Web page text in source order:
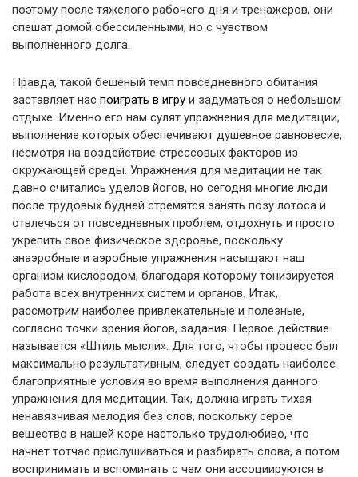
поэтому после тяжелого рабочего дня и тренажеров, они
спешат домой обессиленными, но с чувством
выполненного долга.
Правда, такой бешеный темп повседневного обитания
заставляет нас поиграть в игру и задуматься о небольшом
отдыхе. Именно его нам сулят упражнения для медитации,
выполнение которых обеспечивают душевное равновесие,
несмотря на воздействие стрессовых факторов из
окружающей среды. Упражнения для медитации не так
давно считались уделов йогов, но сегодня многие люди
после трудовых будней стремятся занять позу лотоса и
отвлечься от повседневных проблем, отдохнуть и просто
укрепить свое физическое здоровье, поскольку
анаэробные и аэробные упражнения насыщают наш
организм кислородом, благодаря которому тонизируется
работа всех внутренних систем и органов. Итак,
рассмотрим наиболее привлекательные и полезные,
согласно точки зрения йогов, задания. Первое действие
называется «Штиль мысли». Для того, чтобы процесс был
максимально результативным, следует создать наиболее
благоприятные условия во время выполнения данного
упражнения для медитации. Так, должна играть тихая
ненавязчивая мелодия без слов, поскольку серое
вещество в нашей коре настолько трудолюбиво, что
начнет тотчас прислушиваться и разбирать слова, а потом
воспринимать и вспоминать с чем они ассоциируются в